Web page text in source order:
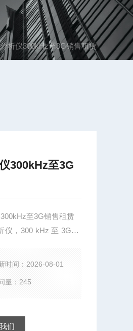
析仪300kHz至3G销售租赁
300kHz至3G
至3G销售租赁
仪，300 kHz 至 3GHz
线噪声：0.001 dB rm
时间：2026-08-01
量：245
们